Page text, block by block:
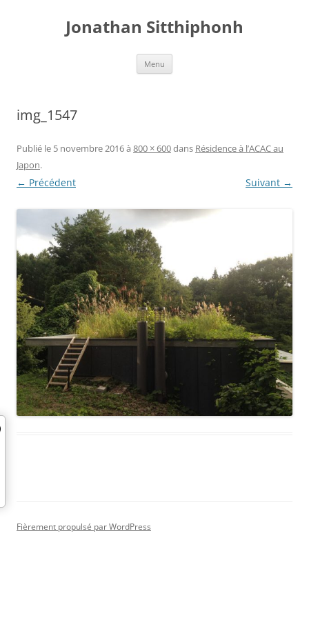
Jonathan Sitthiphonh
Menu
img_1547
Publié le 5 novembre 2016à 800 × 600dans Résidence à l’ACAC au
Japon.
← Précédent Suivant →
Fièrement propulsé par WordPress